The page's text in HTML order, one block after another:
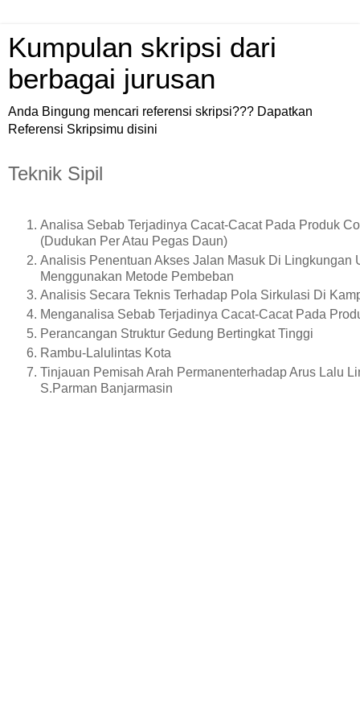
Kumpulan skripsi dari
berbagai jurusan
Anda Bingung mencari referensi skripsi??? Dapatkan
Referensi Skripsimu disini
Teknik Sipil
Analisa Sebab Terjadinya Cacat-Cacat Pada Produk
(Dudukan Per Atau Pegas Daun)
Analisis Penentuan Akses Jalan Masuk Di Lingkungan
Menggunakan Metode Pembeban
Analisis Secara Teknis Terhadap Pola Sirkulasi Di
Menganalisa Sebab Terjadinya Cacat-Cacat Pada
Perancangan Struktur Gedung Bertingkat Tinggi
Rambu-Lalulintas Kota
Tinjauan Pemisah Arah Permanenterhadap Arus Lalu
S.Parman Banjarmasin